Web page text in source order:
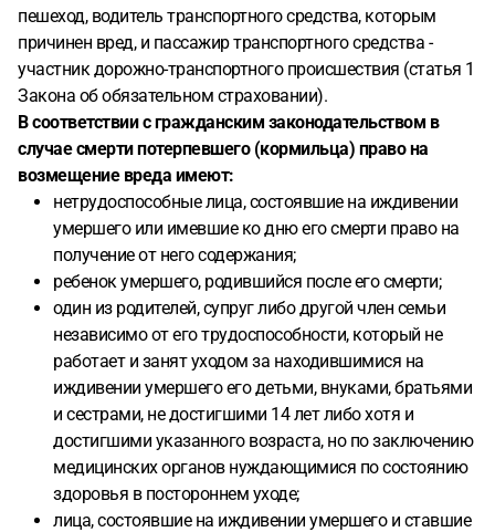
пешеход, водитель транспортного средства, которым
причинен вред, и пассажир транспортного средства -
участник дорожно-транспортного происшествия (статья 1
Закона об обязательном страховании).
В соответствии с гражданским законодательством в
случае смерти потерпевшего (кормильца) право на
возмещение вреда имеют:
нетрудоспособные лица, состоявшие на иждивении
умершего или имевшие ко дню его смерти право на
получение от него содержания;
ребенок умершего, родившийся после его смерти;
один из родителей, супруг либо другой член семьи
независимо от его трудоспособности, который не
работает и занят уходом за находившимися на
иждивении умершего его детьми, внуками, братьями
и сестрами, не достигшими 14 лет либо хотя и
достигшими указанного возраста, но по заключению
медицинских органов нуждающимися по состоянию
здоровья в постороннем уходе;
лица, состоявшие на иждивении умершего и ставшие